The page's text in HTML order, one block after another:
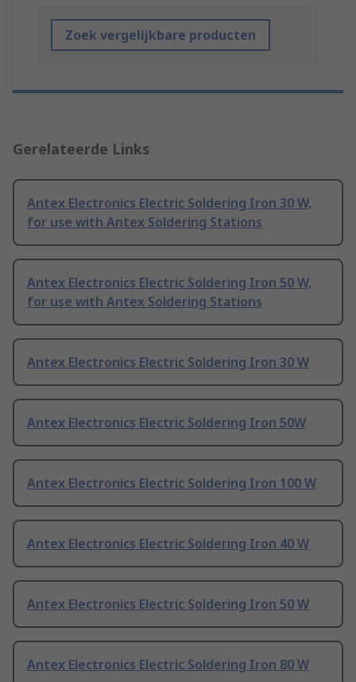
Zoek vergelijkbare producten
Gerelateerde Links
Antex Electronics Electric Soldering Iron 30 W,
for use with Antex Soldering Stations
Antex Electronics Electric Soldering Iron 50 W,
for use with Antex Soldering Stations
Antex Electronics Electric Soldering Iron 30 W
Antex Electronics Electric Soldering Iron 50W
Antex Electronics Electric Soldering Iron 100 W
Antex Electronics Electric Soldering Iron 40 W
Antex Electronics Electric Soldering Iron 50 W
Antex Electronics Electric Soldering Iron 80 W